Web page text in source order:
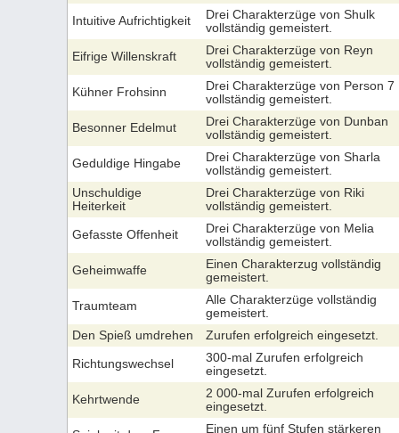
Intuitive Aufrichtigkeit
Drei Charakterzüge von Shulk
vollständig gemeistert.
Eifrige Willenskraft
Drei Charakterzüge von Reyn
vollständig gemeistert.
Kühner Frohsinn
Drei Charakterzüge von Person 7
vollständig gemeistert.
Besonner Edelmut
Drei Charakterzüge von Dunban
vollständig gemeistert.
Geduldige Hingabe
Drei Charakterzüge von Sharla
vollständig gemeistert.
Unschuldige
Heiterkeit
Drei Charakterzüge von Riki
vollständig gemeistert.
Gefasste Offenheit
Drei Charakterzüge von Melia
vollständig gemeistert.
Geheimwaffe
Einen Charakterzug vollständig
gemeistert.
Traumteam
Alle Charakterzüge vollständig
gemeistert.
Den Spieß umdrehen
Zurufen erfolgreich eingesetzt.
Richtungswechsel
300-mal Zurufen erfolgreich
eingesetzt.
Kehrtwende
2 000-mal Zurufen erfolgreich
eingesetzt.
Einen um fünf Stufen stärkeren